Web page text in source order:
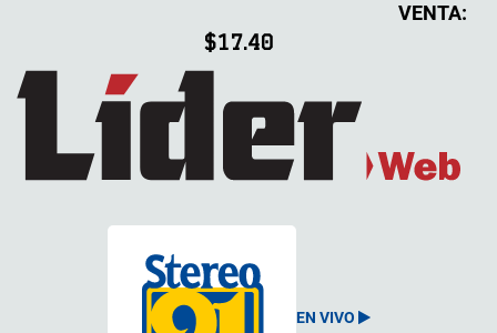
VENTA:
$17.40
EN VIVO